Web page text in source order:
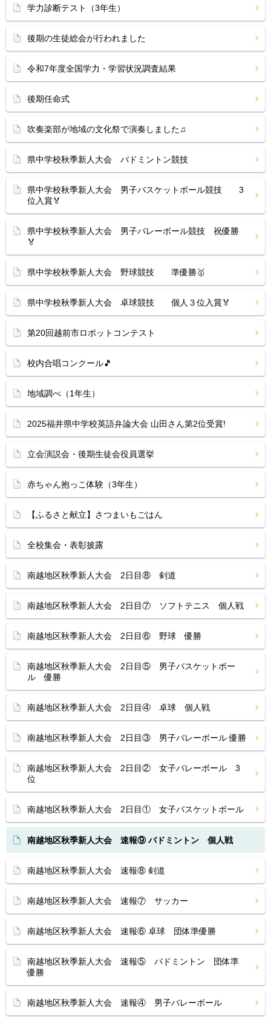
学力診断テスト（3年生）
後期の生徒総会が行われました
令和7年度全国学力・学習状況調査結果
後期任命式
吹奏楽部が地域の文化祭で演奏しました♫
県中学校秋季新人大会 バドミントン競技
県中学校秋季新人大会 男子バスケットボール競技 3
位入賞🏅
県中学校秋季新人大会 男子バレーボール競技 祝優勝
🏅
県中学校秋季新人大会 野球競技 準優勝🥇
県中学校秋季新人大会 卓球競技 個人３位入賞🏅
第20回越前市ロボットコンテスト
校内合唱コンクール🎵
地域調べ（1年生）
2025福井県中学校英語弁論大会 山田さん第2位受賞!
立会演説会・後期生徒会役員選挙
赤ちゃん抱っこ体験（3年生）
【ふるさと献立】さつまいもごはん
全校集会・表彰披露
南越地区秋季新人大会 2日目⑧ 剣道
南越地区秋季新人大会 2日目⑦ ソフトテニス 個人戦
南越地区秋季新人大会 2日目⑥ 野球 優勝
南越地区秋季新人大会 2日目⑤ 男子バスケットボー
ル 優勝
南越地区秋季新人大会 2日目④ 卓球 個人戦
南越地区秋季新人大会 2日目③ 男子バレーボール 優勝
南越地区秋季新人大会 2日目② 女子バレーボール 3
位
南越地区秋季新人大会 2日目① 女子バスケットボール
南越地区秋季新人大会 速報⑨ バドミントン 個人戦
南越地区秋季新人大会 速報⑧ 剣道
南越地区秋季新人大会 速報⑦ サッカー
南越地区秋季新人大会 速報⑥ 卓球 団体準優勝
南越地区秋季新人大会 速報⑤ バドミントン 団体準
優勝
南越地区秋季新人大会 速報④ 男子バレーボール